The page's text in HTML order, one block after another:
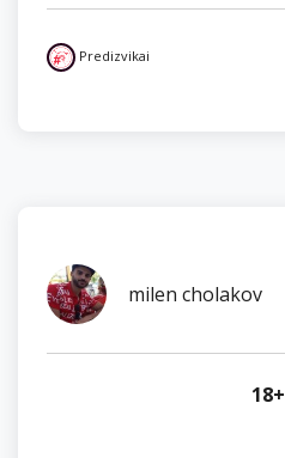
Predizvikai
milen cholakov
18+